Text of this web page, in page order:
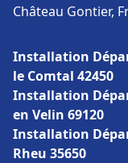
Château Gontier,
Installation
le Comtal 42450
Installation
en Velin 69120
Installation
Rheu 35650